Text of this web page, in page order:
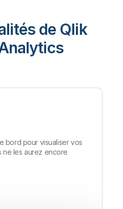
de Qlik
bord pour visualiser vos
ne les aurez encore